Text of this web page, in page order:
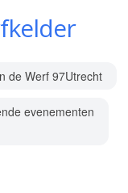
de Werf 97Utrecht
evenementen